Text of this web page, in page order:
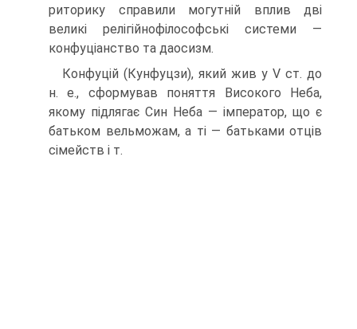
риторику справили могутній вплив дві
великі релігійнофілософські системи —
конфуціанство та даосизм.
Конфуцій (Кунфуцзи), який жив у V ст. до
н. е., сформував поняття Високого Неба,
якому підлягає Син Неба — імператор, що є
батьком вельможам, а ті — батьками отців
сімейств і т.